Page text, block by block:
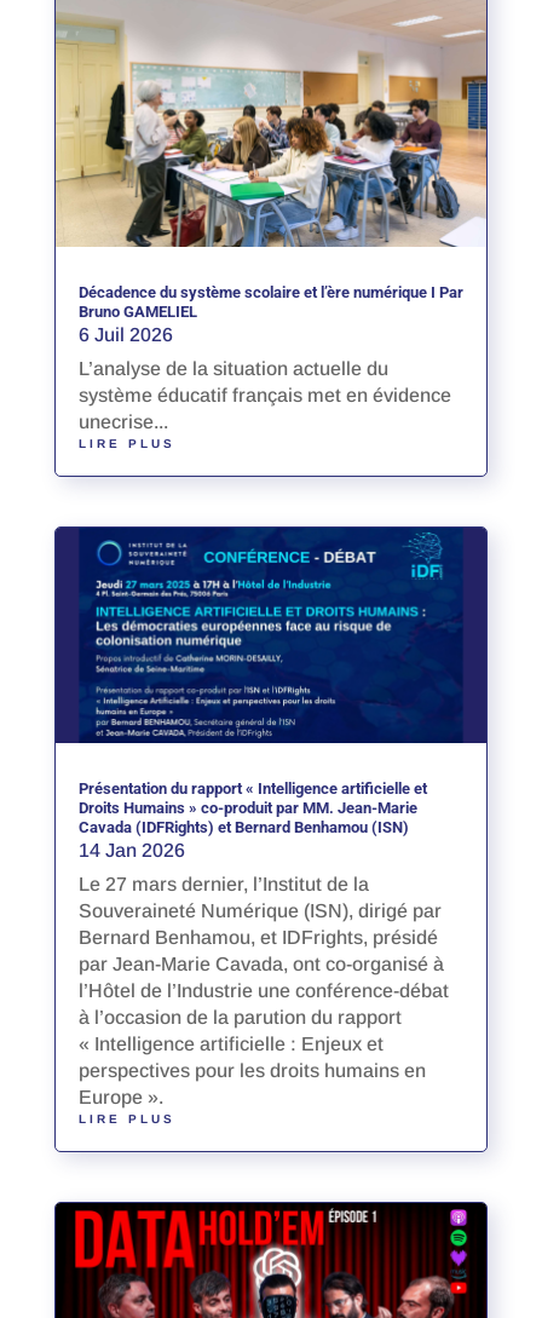
Décadence du système scolaire et l’ère numérique I Par
Bruno GAMELIEL
6 Juil 2026
L’analyse de la situation actuelle du
système éducatif français met en évidence
unecrise...
LIRE PLUS
Présentation du rapport « Intelligence artificielle et
Droits Humains » co-produit par MM. Jean-Marie
Cavada (IDFRights) et Bernard Benhamou (ISN)
14 Jan 2026
Le 27 mars dernier, l’Institut de la
Souveraineté Numérique (ISN), dirigé par
Bernard Benhamou, et IDFrights, présidé
par Jean-Marie Cavada, ont co-organisé à
l’Hôtel de l’Industrie une conférence-débat
à l’occasion de la parution du rapport
« Intelligence artificielle : Enjeux et
perspectives pour les droits humains en
Europe ».
LIRE PLUS